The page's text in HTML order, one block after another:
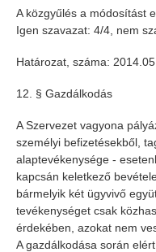
A közgyűlés a módosítást
Igen szavazat: 4/4, nem
Határozat, száma:
12. § Gazdálkodás
A Szervezet vagyona
személyi befizetésekből,
alaptevékenysége -
kapcsán keletkező
bármelyik két ügyvivő
tevékenységet csak
érdekében, azokat nem
A gazdálkodása során